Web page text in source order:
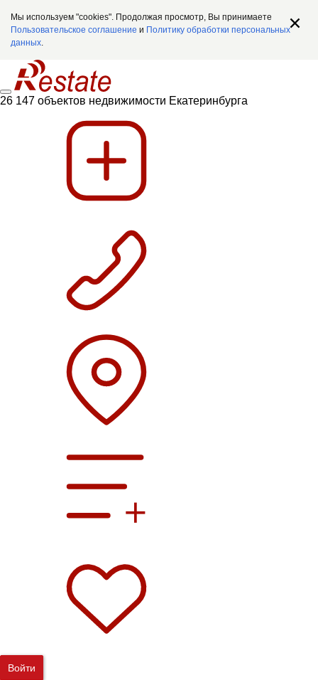
Мы используем "cookies". Продолжая просмотр, Вы принимаете
Пользовательское соглашение и Политику обработки персональных
данных.
26 147 объектов недвижимости Екатеринбурга
Войти